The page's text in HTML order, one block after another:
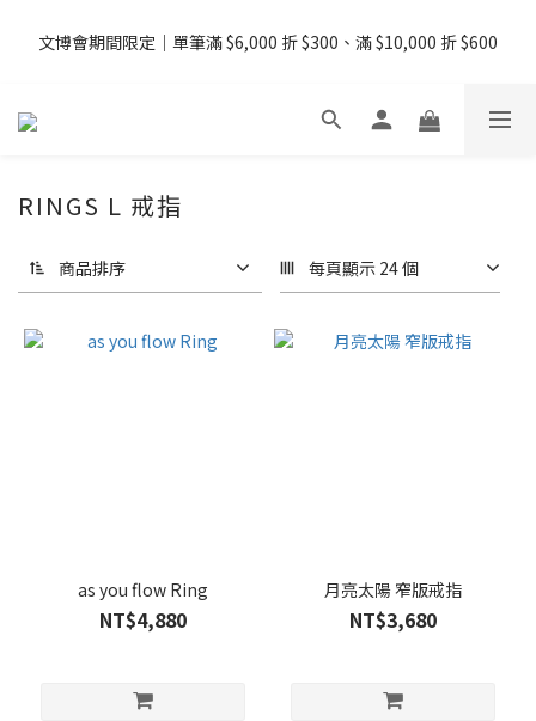
免運
文博會期間限定｜單筆滿 $6,000 折 $300、滿 $10,000 折 $600
08/07 - 09  台灣下單即免運 ・港澳滿 USD99、新加坡滿 USD199
RINGS L 戒指
商品排序 每頁顯示 24 個
as you flow Ring
NT$4,880
月亮太陽 窄版戒指
NT$3,680